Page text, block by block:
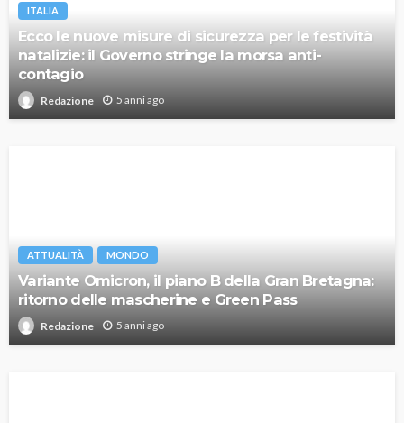
ITALIA
Ecco le nuove misure di sicurezza per le festività
natalizie: il Governo stringe la morsa anti-
contagio
Redazione 5 anni ago
ATTUALITÀ MONDO
Variante Omicron, il piano B della Gran Bretagna:
ritorno delle mascherine e Green Pass
Redazione 5 anni ago